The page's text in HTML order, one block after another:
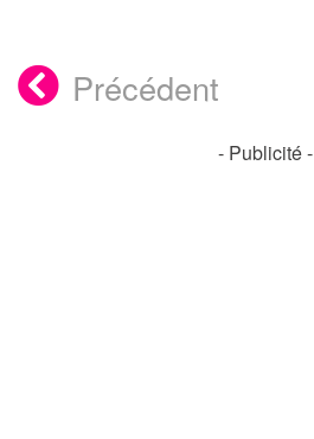
Précédent
- Publicité -